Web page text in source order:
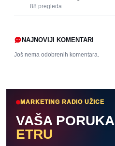
88 pregleda
NAJNOVIJI KOMENTARI
Još nema odobrenih komentara.
MARKETING RADIO UŽICE
VAŠA PORUKA
ETRU